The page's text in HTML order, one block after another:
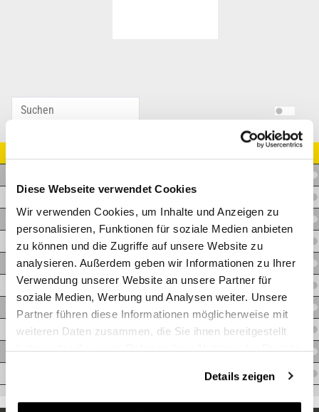
Diese Webseite verwendet Cookies
Wir verwenden Cookies, um Inhalte und Anzeigen zu
personalisieren, Funktionen für soziale Medien anbieten
zu können und die Zugriffe auf unsere Website zu
analysieren. Außerdem geben wir Informationen zu Ihrer
Verwendung unserer Website an unsere Partner für
soziale Medien, Werbung und Analysen weiter. Unsere
Partner führen diese Informationen möglicherweise mit
weiteren Daten zusammen, die Sie ihnen bereitgestellt
haben oder die sie im Rahmen Ihrer Nutzung der Dienste
Details zeigen
V.XLEDL12M16X1,5WDVA
V.XLEDL15M18X1,5WDVA
V.XLEDL18M22X1,5WDVA
V.XLEDL28M33X2WDVA
V.XLEDL35M42X2WDVA